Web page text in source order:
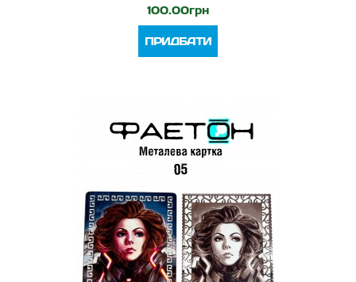
100.00грн
ПРИДБАТИ